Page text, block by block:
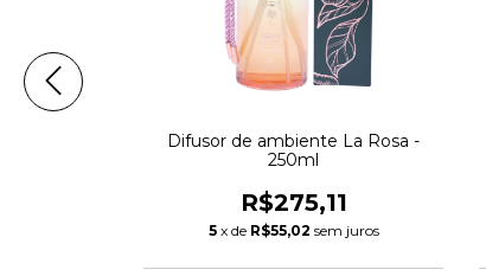
Difusor de ambiente La Rosa -
250ml
R$275,11
5 x de R$55,02 sem juros